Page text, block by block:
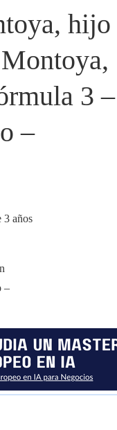
hijo
3 –
–
3 años